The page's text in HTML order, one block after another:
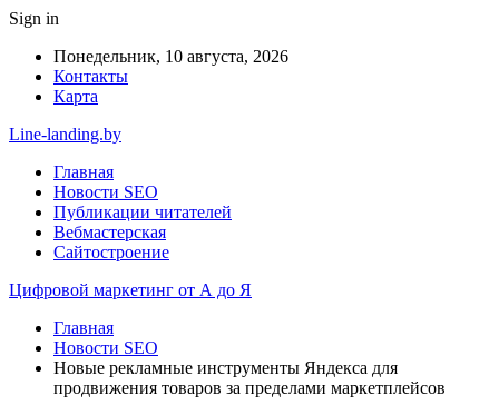
Sign in
Понедельник, 10 августа, 2026
Контакты
Карта
Line-landing.by
Главная
Новости SEO
Публикации читателей
Вебмастерская
Сайтостроение
Цифровой маркетинг от А до Я
Главная
Новости SEO
Новые рекламные инструменты Яндекса для
продвижения товаров за пределами маркетплейсов